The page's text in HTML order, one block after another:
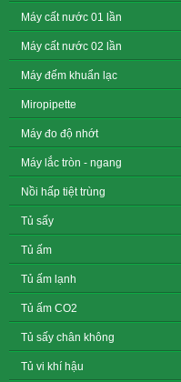
Máy cất nước 01 lần
Máy cất nước 02 lần
Máy đếm khuẩn lạc
Miropipette
Máy đo độ nhớt
Máy lắc tròn - ngang
Nồi hấp tiệt trùng
Tủ sấy
Tủ ấm
Tủ ấm lạnh
Tủ ấm CO2
Tủ sấy chân không
Tủ vi khí hậu